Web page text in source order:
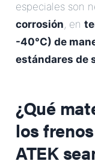
especiales son
corrosión, en
-40°C) de
estándares de
¿Qué
los
ATEK